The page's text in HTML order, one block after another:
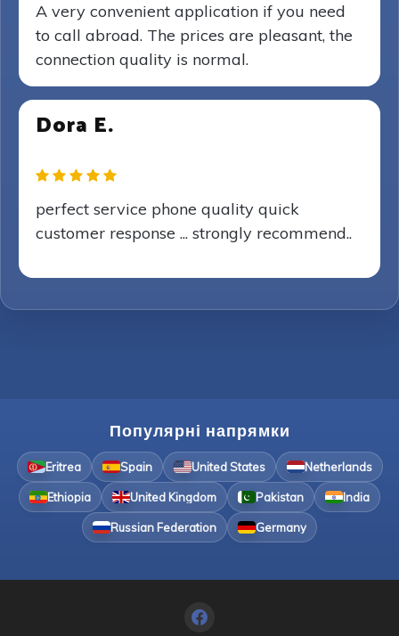
A very convenient application if you need
to call abroad. The prices are pleasant, the
connection quality is normal.
Dora E.
perfect service phone quality quick
customer response ... strongly recommend..
Популярні напрямки
Eritrea Spain United States Netherlands
Ethiopia United Kingdom Pakistan India
Russian Federation Germany